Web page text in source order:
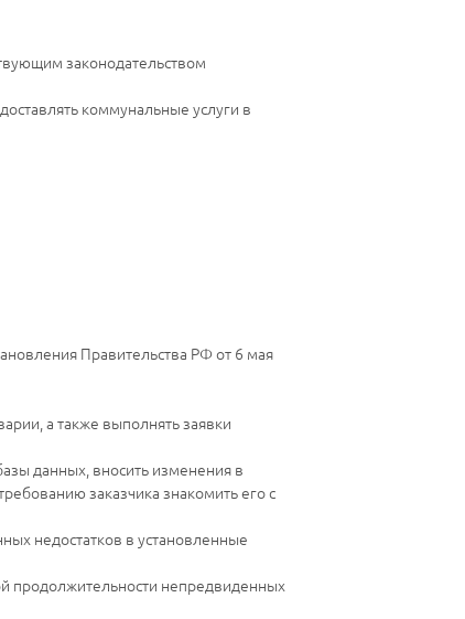
законодательством
коммунальные услуги в
Правительства РФ от 6 мая
а также выполнять заявки
данных, вносить изменения в
заказчика знакомить его с
недостатков в установленные
продолжительности непредвиденных